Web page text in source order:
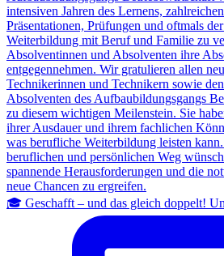
🎓 Geschafft – und das gleich doppelt!